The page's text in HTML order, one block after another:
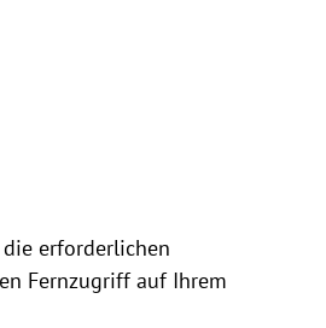
erforderlichen
Fernzugriff auf Ihrem